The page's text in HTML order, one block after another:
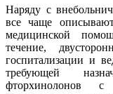
Наряду с
все чаще
медицинской
течение,
госпитализации и
требующей
фторхинолонов